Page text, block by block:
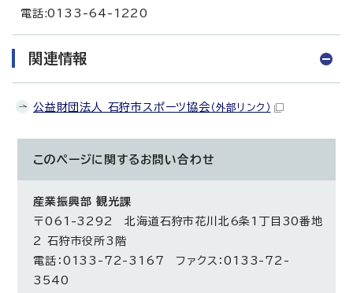
電話:0133-64-1220
関連情報
公益財団法人 石狩市スポーツ協会 （外部リンク）
このページに関する お問い合わせ
産業振興部 観光課
〒061-3292 北海道石狩市花川北6条1丁目30番地
2 石狩市役所3階
電話：0133-72-3167 ファクス：0133-72-
3540